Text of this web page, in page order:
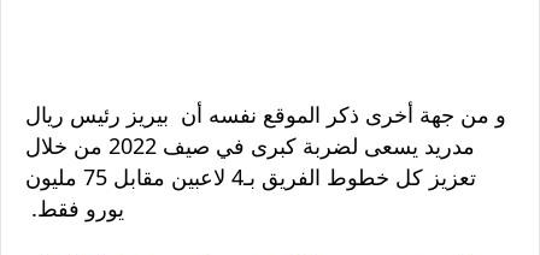
و من جهة أخرى ذكر الموقع نفسه أن بيريز رئيس ريال
مدريد يسعى لضربة كبرى في صيف 2022 من خلال
تعزيز كل خطوط الفريق بـ4 لاعبين مقابل 75 مليون
يورو فقط.